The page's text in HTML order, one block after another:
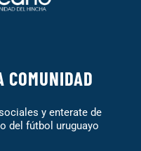
y enterate de
del fútbol uruguayo